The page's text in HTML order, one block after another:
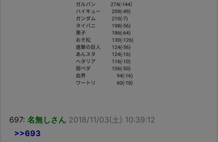
697: 名無しさん 2018/11/03(土) 10:39:12
>>693